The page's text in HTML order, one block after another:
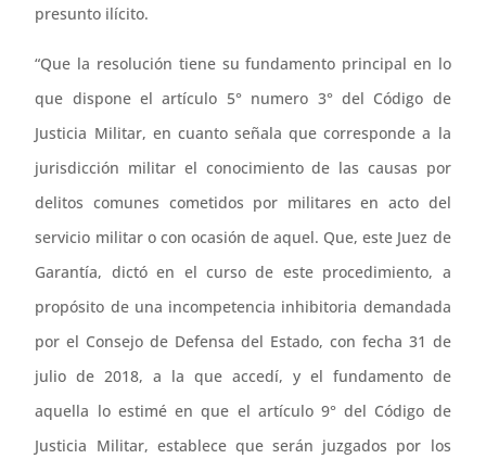
presunto ilícito.
“Que la resolución tiene su fundamento principal en lo
que dispone el artículo 5° numero 3° del Código de
Justicia Militar, en cuanto señala que corresponde a la
jurisdicción militar el conocimiento de las causas por
delitos comunes cometidos por militares en acto del
servicio militar o con ocasión de aquel. Que, este Juez de
Garantía, dictó en el curso de este procedimiento, a
propósito de una incompetencia inhibitoria demandada
por el Consejo de Defensa del Estado, con fecha 31 de
julio de 2018, a la que accedí, y el fundamento de
aquella lo estimé en que el artículo 9° del Código de
Justicia Militar, establece que serán juzgados por los